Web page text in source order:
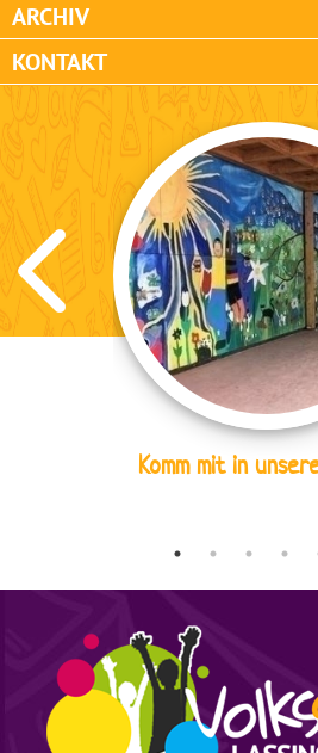
ARCHIV
KONTAKT
Komm mit in